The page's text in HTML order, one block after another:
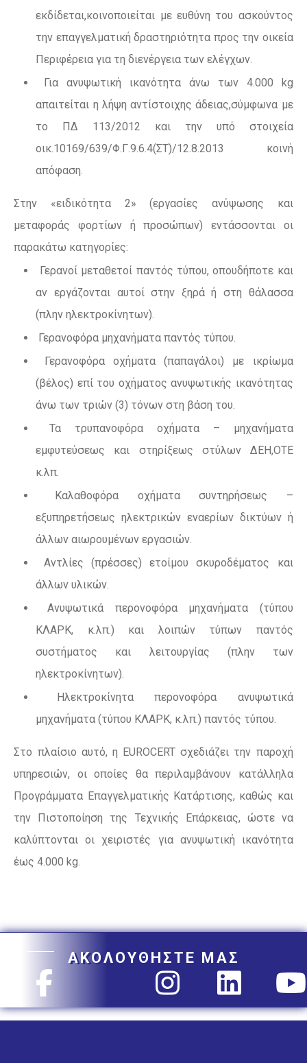
εκδίδεται,κοινοποιείται με ευθύνη του ασκούντος
την επαγγελματική δραστηριότητα προς την οικεία
Περιφέρεια για τη διενέργεια των ελέγχων.
Για ανυψωτική ικανότητα άνω των 4.000 kg
απαιτείται η λήψη αντίστοιχης άδειας,σύμφωνα με
το ΠΔ 113/2012 και την υπό στοιχεία
οικ.10169/639/Φ.Γ.9.6.4(ΣΤ)/12.8.2013 κοινή
απόφαση.
Στην «ειδικότητα 2» (εργασίες ανύψωσης και
μεταφοράς φορτίων ή προσώπων) εντάσσονται οι
παρακάτω κατηγορίες:
Γερανοί μεταθετοί παντός τύπου, οπουδήποτε και
αν εργάζονται αυτοί στην ξηρά ή στη θάλασσα
(πλην ηλεκτροκίνητων).
Γερανοφόρα μηχανήματα παντός τύπου.
Γερανοφόρα οχήματα (παπαγάλοι) με ικρίωμα
(βέλος) επί του οχήματος ανυψωτικής ικανότητας
άνω των τριών (3) τόνων στη βάση του.
Τα τρυπανοφόρα οχήματα – μηχανήματα
εμφυτεύσεως και στηρίξεως στύλων ΔΕΗ,ΟΤΕ
κ.λπ.
Καλαθοφόρα οχήματα συντηρήσεως –
εξυπηρετήσεως ηλεκτρικών εναερίων δικτύων ή
άλλων αιωρουμένων εργασιών.
Αντλίες (πρέσσες) ετοίμου σκυροδέματος και
άλλων υλικών.
Ανυψωτικά περονοφόρα μηχανήματα (τύπου
ΚΛΑΡΚ, κ.λπ.) και λοιπών τύπων παντός
συστήματος και λειτουργίας (πλην των
ηλεκτροκίνητων).
Ηλεκτροκίνητα περονοφόρα ανυψωτικά
μηχανήματα (τύπου ΚΛΑΡΚ, κ.λπ.) παντός τύπου.
Στο πλαίσιο αυτό, η EUROCERT σχεδιάζει την παροχή
υπηρεσιών, οι οποίες θα περιλαμβάνουν κατάλληλα
Προγράμματα Επαγγελματικής Κατάρτισης, καθώς και
την Πιστοποίηση της Τεχνικής Επάρκειας, ώστε να
καλύπτονται οι χειριστές για ανυψωτική ικανότητα
έως 4.000 kg.
ΑΚΟΛΟΥΘΗΣΤΕ ΜΑΣ